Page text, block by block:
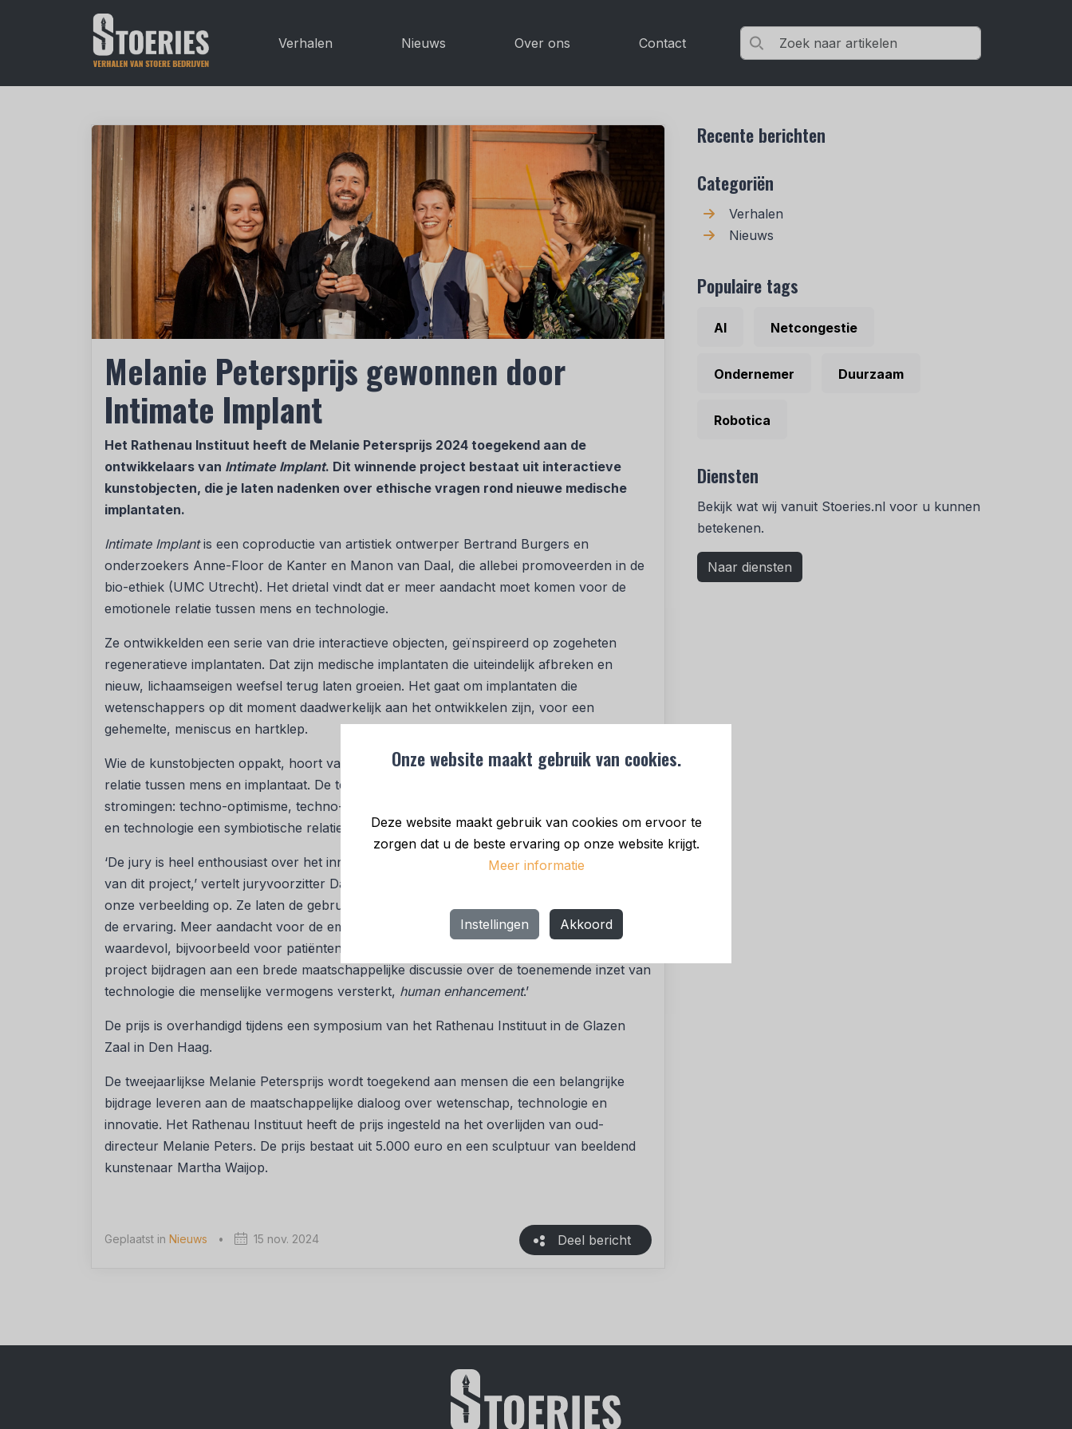
Onze website maakt gebruik van cookies.
Deze website maakt gebruik van cookies om ervoor te
zorgen dat u de beste ervaring op onze website krijgt.
Meer informatie
Instellingen Akkoord
Verhalen Nieuws Over ons Contact
Melanie Petersprijs gewonnen door
Intimate Implant
Het Rathenau Instituut heeft de Melanie Petersprijs 2024 toegekend aan de
ontwikkelaars van Intimate Implant. Dit winnende project bestaat uit interactieve
kunstobjecten, die je laten nadenken over ethische vragen rond nieuwe medische
implantaten.
Intimate Implantis een coproductie van artistiek ontwerper Bertrand Burgers en
onderzoekers Anne-Floor de Kanter en Manon van Daal, die allebei promoveerden in de
bio-ethiek (UMC Utrecht). Het drietal vindt dat er meer aandacht moet komen voor de
emotionele relatie tussen mens en technologie.
Ze ontwikkelden een serie van drie interactieve objecten, geïnspireerd op zogeheten
regeneratieve implantaten. Dat zijn medische implantaten die uiteindelijk afbreken en
nieuw, lichaamseigen weefsel terug laten groeien. Het gaat om implantaten die
wetenschappers op dit moment daadwerkelijk aan het ontwikkelen zijn, voor een
gehemelte, meniscus en hartklep.
Wie de kunstobjecten oppakt, hoort vanuit het object een stem die reflecteert op de
relatie tussen mens en implantaat. De teksten zijn geschreven vanuit verschillende
stromingen: techno-optimisme, techno-pessimisme en het posthumanisme, waarin mens
en technologie een symbiotische relatie aangaan met elkaar.
‘De jury is heel enthousiast over het innovatieve, interdisciplinaire en creatieve karakter
van dit project,’ vertelt juryvoorzitter Daan Roovers. ‘De interactieve voorwerpen rekken
onze verbeelding op. Ze laten de gebruiker kennismaken met een nieuwe technologie via
de ervaring. Meer aandacht voor de emotionele band tussen mens en technologie is
waardevol, bijvoorbeeld voor patiënten die een implantaat krijgen. Daarnaast kan het
project bijdragen aan een brede maatschappelijke discussie over de toenemende inzet van
technologie die menselijke vermogens versterkt, human enhancement.’
De prijs is overhandigd tijdens een symposium van het Rathenau Instituut in de Glazen
Zaal in Den Haag.
De tweejaarlijkse Melanie Petersprijs wordt toegekend aan mensen die een belangrijke
bijdrage leveren aan de maatschappelijke dialoog over wetenschap, technologie en
innovatie. Het Rathenau Instituut heeft de prijs ingesteld na het overlijden van oud-
directeur Melanie Peters. De prijs bestaat uit 5.000 euro en een sculptuur van beeldend
kunstenaar Martha Waijop.
Geplaatst in Nieuws • 15 nov. 2024 Deel bericht
Recente berichten
Categoriën
Verhalen
Nieuws
Populaire tags
AI Netcongestie
Ondernemer Duurzaam
Robotica
Diensten
Bekijk wat wij vanuit Stoeries.nl voor u kunnen
betekenen.
Naar diensten